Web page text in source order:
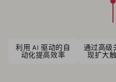
利用 AI 驱动的自
动化提高效率
通过高级
现扩大